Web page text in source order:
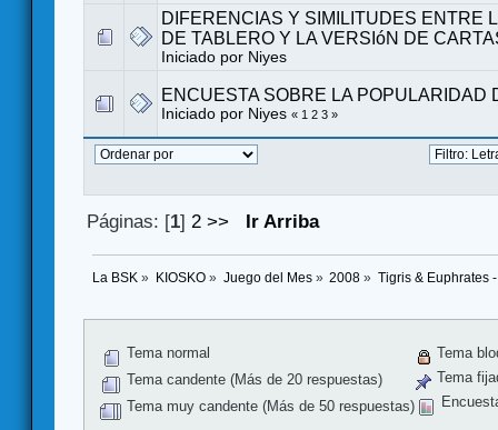
DIFERENCIAS Y SIMILITUDES ENTRE
DE TABLERO Y LA VERSIóN DE
Iniciado por Niyes
ENCUESTA SOBRE LA POPULARIDAD
Iniciado por Niyes « 1 2 3 »
Páginas: [1] 2 >> Ir Arriba
La BSK » KIOSKO» Juego del Mes» 2008 » Tigris & Euphrates
Tema normal
Tema candente (Más de 20 respuestas)
Tema muy candente (Más de 50 respuestas)
Tema
Tema